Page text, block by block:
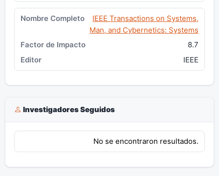
IEEE Transactions on Systems,
Man, and Cybernetics: Systems
8.7
IEEE
Investigadores Seguidos
No se encontraron resultados.